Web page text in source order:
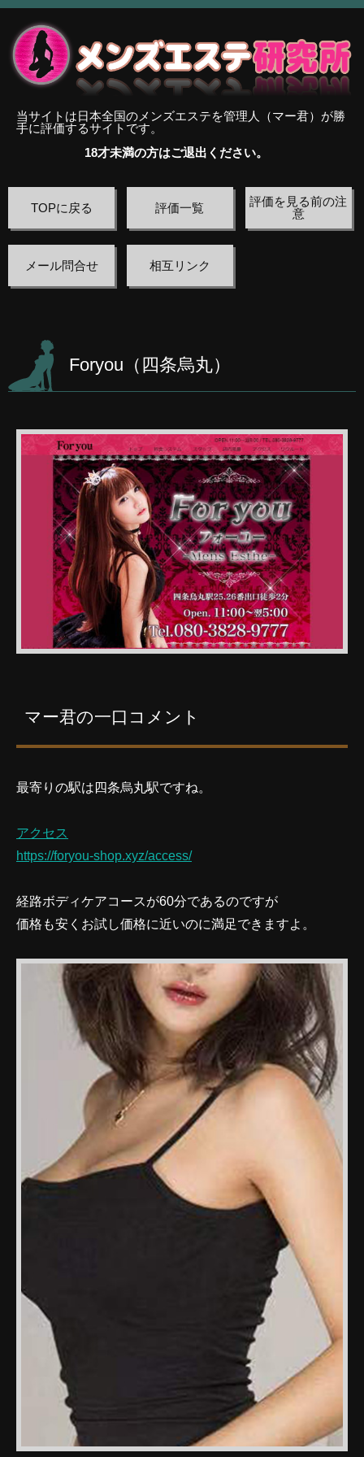
当サイトは日本全国のメンズエステを管理人（マー君）が勝
手に評価するサイトです。
18才未満の方はご退出ください。
TOPに戻る 評価一覧
評価を見る前の注
意
メール問合せ 相互リンク
Foryou（四条烏丸）
マー君の一口コメント
最寄りの駅は四条烏丸駅ですね。
アクセス
https://foryou-shop.xyz/access/
経路ボディケアコースが60分であるのですが
価格も安くお試し価格に近いのに満足できますよ。